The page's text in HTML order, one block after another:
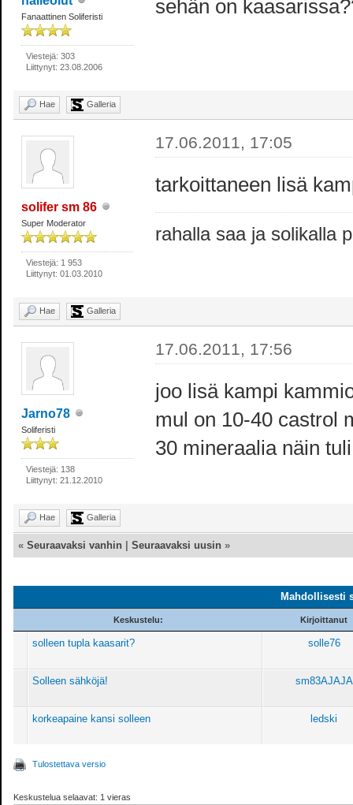
Fanaattinen Soliferisti
Viestejä: 303
Liittynyt: 23.08.2006
sehän on
Hae Galleria
solifer sm 86
Super Moderator
Viestejä: 1 953
Liittynyt: 01.03.2010
17.06.2011, 17:05
tarkoittaneen lisä
rahalla saa ja solikalla
Hae Galleria
Jarno78
Soliferisti
Viestejä: 138
Liittynyt: 21.12.2010
17.06.2011, 17:56
joo lisä kampi
mul on 10-40 castrol
30 mineraalia näin
Hae Galleria
«Seuraavaksi vanhin |Seuraavaksi uusin »
Mahdollisesti
Keskustelu: Kirjoittanut
solleen tupla kaasarit? solle76
Solleen sähköjä! sm83AJAJA
korkeapaine kansi solleen ledski
Tulostettava versio
Keskustelua selaavat: 1 vieras